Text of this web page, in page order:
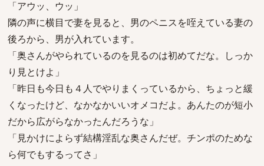
「アウッ、ウッ」
隣の声に横目で妻を見ると、男のペニスを咥えている妻の
後ろから、男が入れています。
「奥さんがやられているのを見るのは初めてだな。しっか
り見とけよ」
「昨日も今日も４人でやりまくっているから、ちょっと緩
くなったけど、なかなかいいオメコだよ。あんたのが短小
だから広がらなかったんだろうな」
「見かけによらず結構淫乱な奥さんだぜ。チンポのためな
ら何でもするってさ」